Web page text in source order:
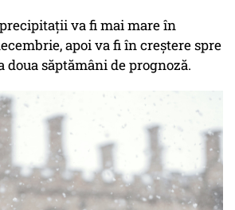
va fi mai mare în
apoi va fi în creștere spre
doua săptămâni de prognoză.